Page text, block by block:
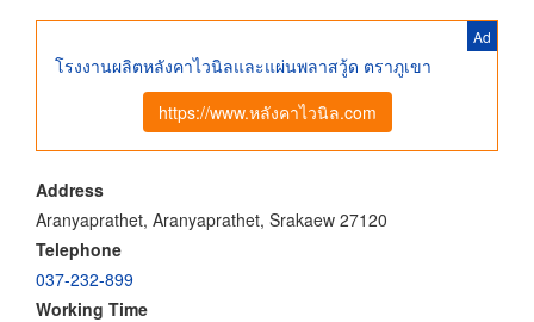
Ad
โรงงานผลิตหลังคาไวนิลและแผ่นพลาสวู้ด ตราภูเขา
https://www.หลังคาไวนิล.com
Address
Aranyaprathet, Aranyaprathet, Srakaew 27120
Telephone
037-232-899
Working Time